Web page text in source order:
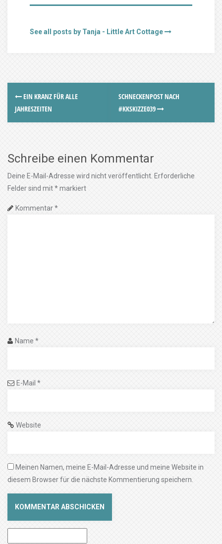
See all posts by Tanja - Little Art Cottage
EIN KRANZ FÜR ALLE
JAHRESZEITEN
SCHNECKENPOST NACH
#KKSKIZZE039
Schreibe einen Kommentar
Deine E-Mail-Adresse wird nicht veröffentlicht. Erforderliche
Felder sind mit*markiert
Kommentar*
Name *
E-Mail *
Website
Meinen Namen, meine E-Mail-Adresse und meine Website in
diesem Browser für die nächste Kommentierung speichern.